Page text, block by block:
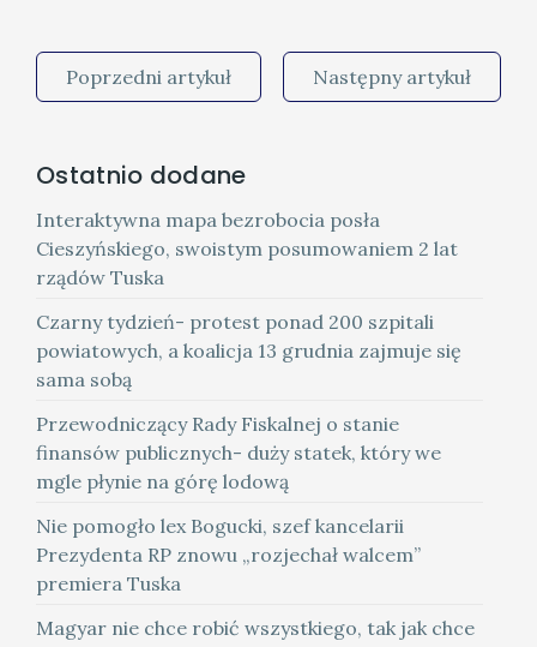
Poprzedni artykuł Następny artykuł
Ostatnio dodane
Interaktywna mapa bezrobocia posła
Cieszyńskiego, swoistym posumowaniem 2 lat
rządów Tuska
Czarny tydzień- protest ponad 200 szpitali
powiatowych, a koalicja 13 grudnia zajmuje się
sama sobą
Przewodniczący Rady Fiskalnej o stanie
finansów publicznych- duży statek, który we
mgle płynie na górę lodową
Nie pomogło lex Bogucki, szef kancelarii
Prezydenta RP znowu „rozjechał walcem”
premiera Tuska
Magyar nie chce robić wszystkiego, tak jak chce